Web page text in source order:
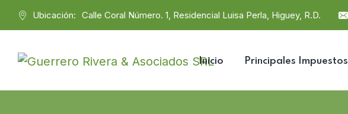
Ubicación: Calle Coral Número. 1, Residencial Luisa Perla, Higuey, R.D.
Inicio Principales Impuestos